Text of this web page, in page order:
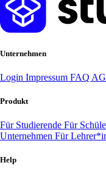
Unternehmen
Login Impressum FAQ
Produkt
Für Studierende Für
Unternehmen Für
Help